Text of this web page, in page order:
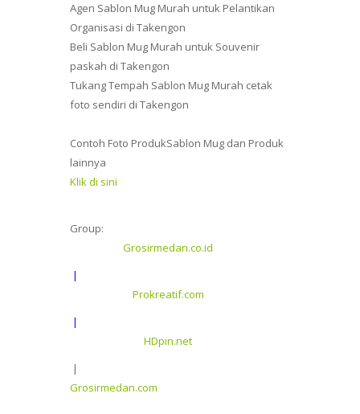
Agen Sablon Mug Murah untuk Pelantikan
Organisasi di Takengon
Beli Sablon Mug Murah untuk Souvenir
paskah di Takengon
Tukang Tempah Sablon Mug Murah cetak
foto sendiri di Takengon
Contoh Foto ProdukSablon Mug dan Produk
lainnya
Klik di sini
Group:
Grosirmedan.co.id
|
Prokreatif.com
|
HDpin.net
|
Grosirmedan.com